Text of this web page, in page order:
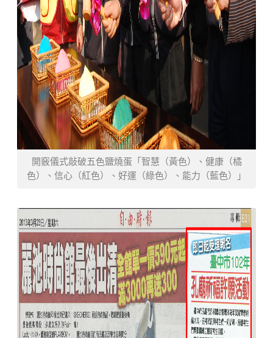
開竅儀式敲破五色鹽燒蛋「智慧（黃色）、健康（橘
色）、信心（紅色）、好運（綠色）、能力（藍色）」